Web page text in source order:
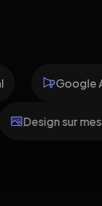
Google Ads
Design